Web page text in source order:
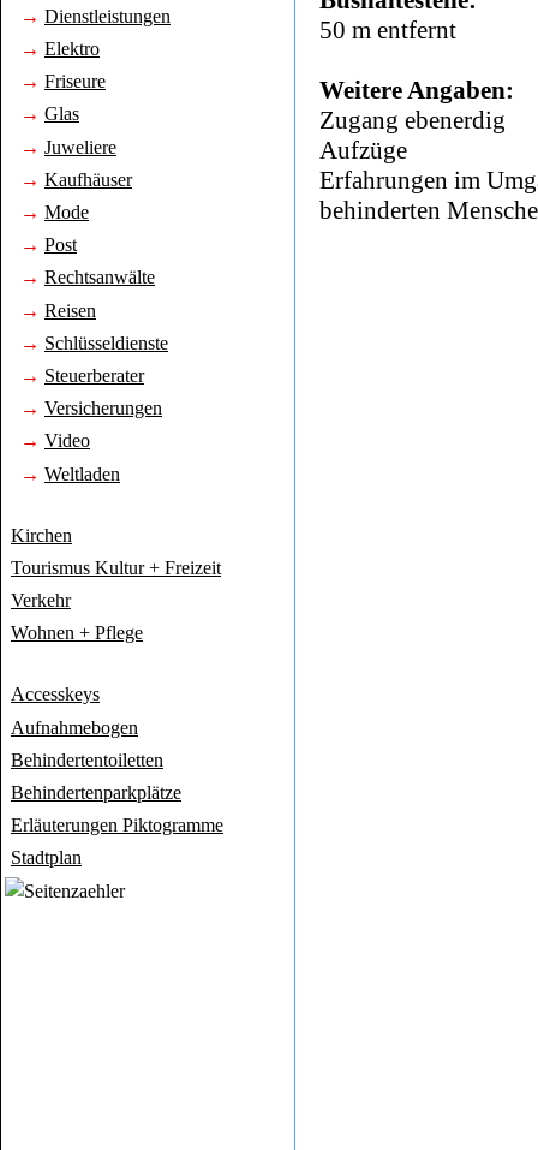
→ Dienstleistungen
→ Elektro
→ Friseure
→ Glas
→ Juweliere
→ Kaufhäuser
→ Mode
→ Post
→ Rechtsanwälte
→ Reisen
→ Schlüsseldienste
→ Steuerberater
→ Versicherungen
→ Video
→ Weltladen
Kirchen
Tourismus Kultur + Freizeit
Verkehr
Wohnen + Pflege
Accesskeys
Aufnahmebogen
Behindertentoiletten
Behindertenparkplätze
Erläuterungen Piktogramme
Stadtplan
50 m entfernt
Weitere Angaben:
Zugang ebenerdig
Aufzüge
Erfahrungen im
behinderten